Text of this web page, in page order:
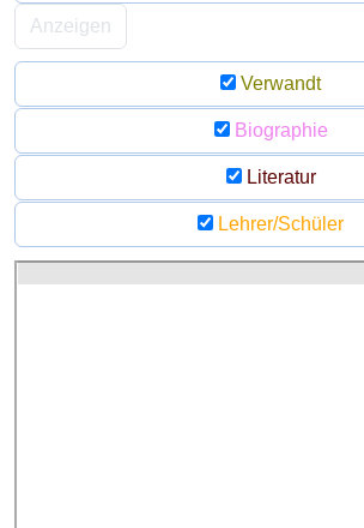
Anzeigen
Verwandt
Biographie
Literatur
Lehrer/Schüler